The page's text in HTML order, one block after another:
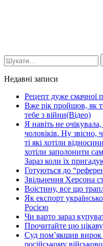
Шукати...
Недавні записи
Рецепт дуже смачної
Вже рік пройшов, як
тебе з війни(Відео)
Я навіть не
чоловіків. Ну звісно,
ті які хотіли
хотіли заполонити
Зараз коли їх
Готуються до
Звільнення Херсона
Воістину, все що
Як експорт
Росією
Чи варто зараз
Прочитайте цю цікаву
Суд пом’якшив вирок
російському